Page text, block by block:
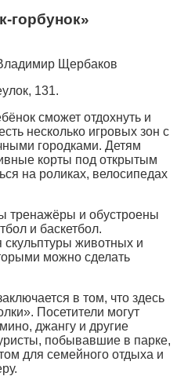
горбунок»
Щербаков
131.
сможет отдохнуть и
несколько игровых зон с
городками. Детям
корты под открытым
на роликах, велосипедах
тренажёры и обустроены
и баскетбол.
животных и
можно сделать
в том, что здесь
Посетители могут
джангу и другие
побывавшие в парке,
для семейного отдыха и